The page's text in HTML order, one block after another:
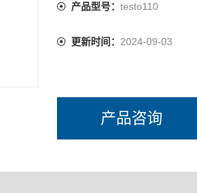
产品型号： testo110
更新时间： 2024-09-03
产品咨询